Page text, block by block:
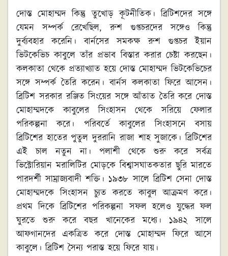
দোস্ত মোহাম্মদ কিন্তু তুখোড় কূটনীতিক। ব্রিটিশদের সঙ্গে
যেমন সম্পর্ক রেখেছিল, রুশ গুপ্তচরদের সঙ্গেও কিন্তু
দুর্ব্যবহার করেনি। বার্নসের সমকক্ষ রুশ গুপ্তচর ইয়ান
ভিটকেভিচ কাবুলে তাঁর প্রভাব বিস্তার করার চেষ্টা করছেন।
কলকাতা থেকে প্রত্যাখ্যাত হয়ে দোস্ত মোহাম্মদ ভিটকেভিচের
সঙ্গে সম্পর্ক তৈরি করেন। বার্নস কলকাতা ফিরে আসেন।
ব্রিটিশ সরকার রঞ্জিত সিংয়ের সঙ্গে আঁতাত তৈরি করে দোস্ত
মোহাম্মদকে কাবুলের সিংহাসন থেকে সরিয়ে ফেলার
পরিকল্পনা করে। পরিবর্তে কাবুলের সিংহাসনে বসায়
ব্রিটিশের হাতের পুতুল দুররানি রাজা শাহ সুজাকে। ব্রিটিশের
এই চাল নতুন না। পলাশী থেকে শুরু করে সর্বত্র
ভিক্টোরিয়ান মরালিটির মোড়কে বিশ্বাসঘাতকতার ছুরি মারতে
পারদর্শী সাম্রাজ্যবাদী শক্তি। ১৯৩৮ সালে ব্রিটিশ সেনা দোস্ত
মোহাম্মদকে সিংহাসন চ্যুত করতে কাবুল আক্রমণ করে।
প্রথম দিকে ব্রিটিশের পরিকল্পনা সফল হলেও যুদ্ধের ফল
ঘুরতে শুরু করে বছর খানেকের মধ্যে। ১৯৪২ সালে
আফগানদের একত্রিত করে দোস্ত মোহাম্মদ ফিরে আসে
কাবুলে। ব্রিটিশ সৈন্য পরাস্ত হয়ে ফিরে যায়।